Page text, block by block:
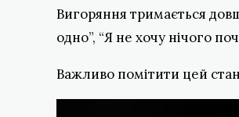
Вигоряння тримається
одно”, “Я не хочу нічого
Важливо помітити цей